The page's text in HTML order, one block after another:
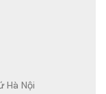
Hà Nội